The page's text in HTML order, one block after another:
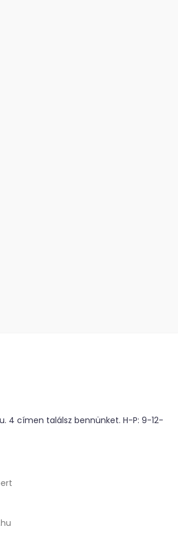
4 címen találsz bennünket. H-P: 9-12-